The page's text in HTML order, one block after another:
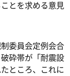
とを求める意見
委員会定例会合
砕帯が「耐震設
ところ、これに